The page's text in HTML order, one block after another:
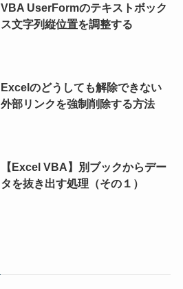
VBA UserFormのテキストボック
ス文字列縦位置を調整する
Excelのどうしても解除できない
外部リンクを強制削除する方法
【Excel VBA】別ブックからデー
タを抜き出す処理（その１）